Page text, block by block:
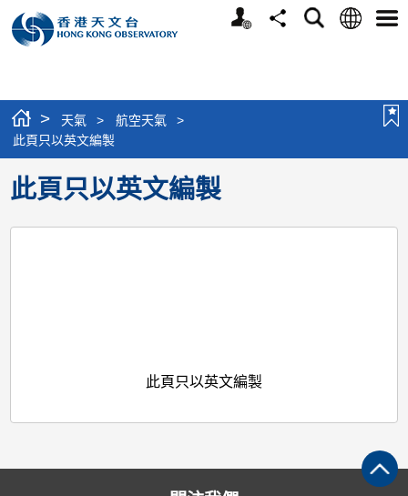
個
分
搜
語
選
> 天氣 > 航空天氣
>
此頁只以英文編製
此頁只以英文編製
此頁只以英文編製